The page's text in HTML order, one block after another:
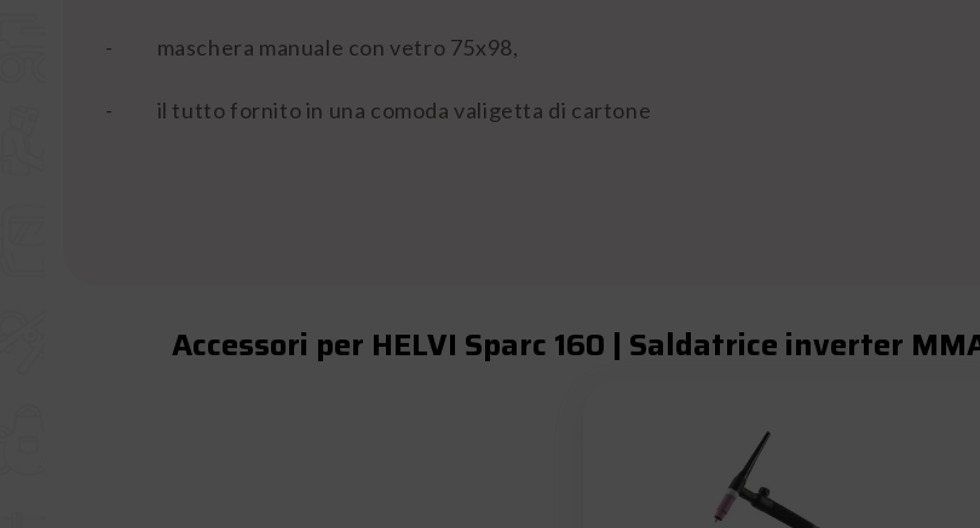
- maschera manuale con vetro 75x98,
- il tutto fornito in una comoda valigetta di cartone
Accessori per HELVI Sparc 160 | Saldatrice inverter